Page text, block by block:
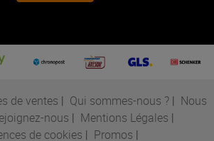
de ventes | Qui sommes-nous ? | Nous
nous | Mentions Légales |
de cookies | Promos |